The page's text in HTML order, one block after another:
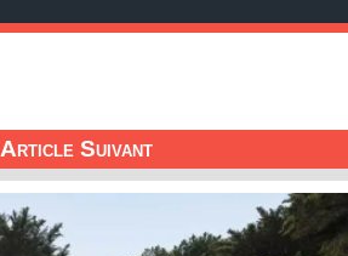
Article Suivant